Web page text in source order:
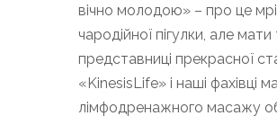
вічно молодою» – про це
чародійної пігулки, але
представниці прекрасної
«KinesisLife» і наші фахівці
лімфодренажного масажу